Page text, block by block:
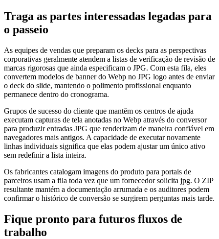
Traga as partes interessadas legadas para
o passeio
As equipes de vendas que preparam os decks para as perspectivas
corporativas geralmente atendem a listas de verificação de revisão de
marcas rigorosas que ainda especificam o JPG. Com esta fila, eles
convertem modelos de banner do Webp no JPG logo antes de enviar
o deck do slide, mantendo o polimento profissional enquanto
permanece dentro do cronograma.
Grupos de sucesso do cliente que mantêm os centros de ajuda
executam capturas de tela anotadas no Webp através do conversor
para produzir entradas JPG que renderizam de maneira confiável em
navegadores mais antigos. A capacidade de executar novamente
linhas individuais significa que elas podem ajustar um único ativo
sem redefinir a lista inteira.
Os fabricantes catalogam imagens do produto para portais de
parceiros usam a fila toda vez que um fornecedor solicita jpg. O ZIP
resultante mantém a documentação arrumada e os auditores podem
confirmar o histórico de conversão se surgirem perguntas mais tarde.
Fique pronto para futuros fluxos de
trabalho